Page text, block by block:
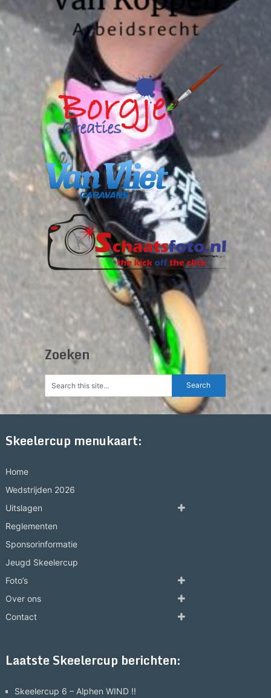
Zoeken
Skeelercup menukaart:
Home
Wedstrijden 2026
Uitslagen
Reglementen
Sponsorinformatie
Jeugd Skeelercup
Foto’s
Over ons
Contact
Laatste Skeelercup berichten:
Skeelercup 6 – Alphen WIND !!